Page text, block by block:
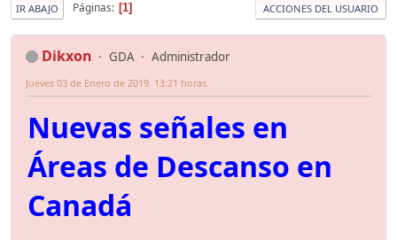
IR ABAJO Páginas 1 ACCIONES DEL USUARIO
Dikxon GDA Administrador
Jueves 03 de Enero de 2019. 13:21 horas.
Nuevas señales en
Áreas de Descanso en
Canadá